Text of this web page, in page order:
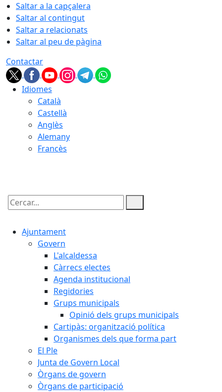
Saltar a la capçalera
Saltar al contingut
Saltar a relacionats
Saltar al peu de pàgina
Contactar
Idiomes
Català
Castellà
Anglès
Alemany
Francès
Cercar:
Ajuntament
Govern
L'alcaldessa
Càrrecs electes
Agenda institucional
Regidories
Grups municipals
Opinió dels grups municipals
Cartipàs: organització política
Organismes dels que forma part
El Ple
Junta de Govern Local
Òrgans de govern
Òrgans de participació